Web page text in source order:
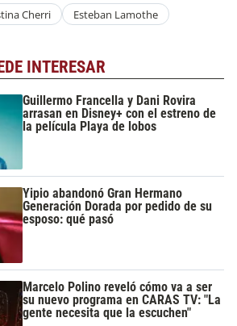
Cherri Esteban Lamothe
INTERESAR
Guillermo Francella y Dani Rovira
arrasan en Disney+ con el estreno de
la película Playa de lobos
Yipio abandonó Gran Hermano
Generación Dorada por pedido de su
esposo: qué pasó
Marcelo Polino reveló cómo va a ser
su nuevo programa en CARAS TV: "La
gente necesita que la escuchen"